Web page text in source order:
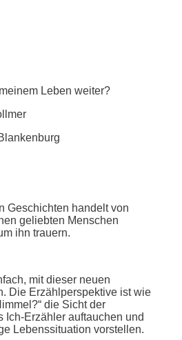
Leben weiter?
Geschichten handelt von
geliebten Menschen
ihn trauern.
mit dieser neuen
Die Erzählperspektive ist wie
die Sicht der
Ich-Erzähler auftauchen und
Lebenssituation vorstellen.